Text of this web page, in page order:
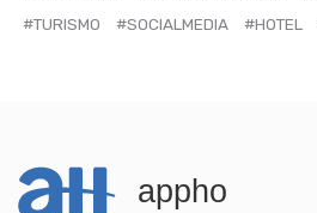
#TURISMO
#SOCIALMEDIA #HOTEL
appho